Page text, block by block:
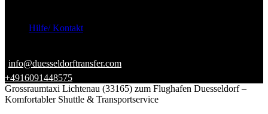
Hilfe/ Kontakt
info@duesseldorftransfer.com
+4916091448575
Grossraumtaxi Lichtenau (33165) zum Flughafen Duesseldorf –
Komfortabler Shuttle & Transportservice